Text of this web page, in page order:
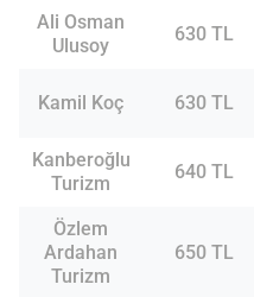
Ali Osman
Ulusoy
630 TL
Kamil Koç 630 TL
Kanberoğlu
Turizm
640 TL
Özlem
Ardahan
Turizm
650 TL